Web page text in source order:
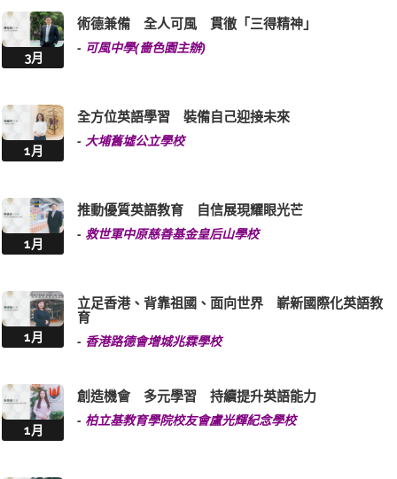
3月
術德兼備 全人可風 貫徹「三得精神」
- 可風中學(嗇色園主辦)
1月
全方位英語學習 裝備自己迎接未來
- 大埔舊墟公立學校
1月
推動優質英語教育 自信展現耀眼光芒
- 救世軍中原慈善基金皇后山學校
1月
立足香港、背靠祖國、面向世界 嶄新國際化英語教
育
- 香港路德會增城兆霖學校
1月
創造機會 多元學習 持續提升英語能力
- 柏立基教育學院校友會盧光輝紀念學校